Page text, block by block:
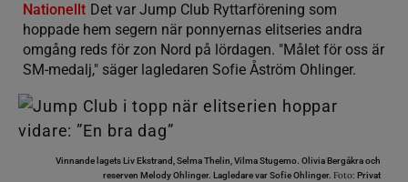
Nationellt Det var Jump Club Ryttarförening som
hoppade hem segern när ponnyernas elitseries andra
omgång reds för zon Nord på lördagen. "Målet för oss är
SM-medalj," säger lagledaren Sofie Åström Ohlinger.
Vinnande lagets Liv Ekstrand, Selma Thelin, Vilma Stugemo. Olivia Bergåkra och
reserven Melody Ohlinger. Lagledare var Sofie Ohlinger. Foto: Privat